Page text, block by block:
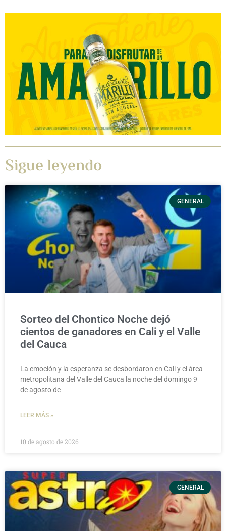
Sigue leyendo
GENERAL
Sorteo del Chontico Noche dejó
cientos de ganadores en Cali y el Valle
del Cauca
La emoción y la esperanza se desbordaron en Cali y el área
metropolitana del Valle del Cauca la noche del domingo 9
de agosto de
LEER MÁS »
10 de agosto de 2026
GENERAL